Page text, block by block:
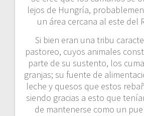
lejos de Hungría,
un área cercana al este del
Si bien eran una tribu
pastoreo, cuyos animales
parte de su sustento, los
granjas; su fuente de
leche y quesos que estos
siendo gracias a esto que
de mantenerse como un